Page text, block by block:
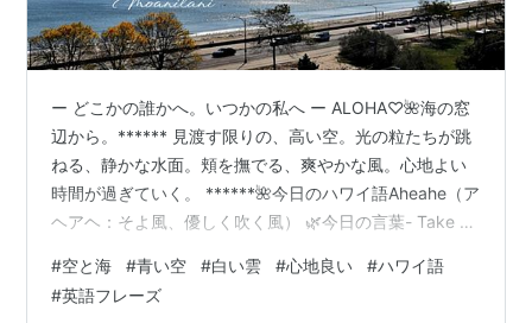
ー どこかの誰かへ。いつかの私へ ー ALOHA♡🌺海の窓
辺から。****** 見渡す限りの、高い空。光の粒たちが跳
ねる、静かな水面。頬を撫でる、爽やかな風。心地よい
時間が過ぎていく。 ******🌺今日のハワイ語Aheahe（ア
ヘアヘ：そよ風、優しく吹く風） 🌿今日の言葉- Take a
****** 時を越えて届いた、空からのメッセージ。ー 光は
今日も、そこに ー 見上げる空が、やさしくありますよう
#空と海 #青い空 #白い雲 #心地良い #ハワイ語
#英語フレーズ